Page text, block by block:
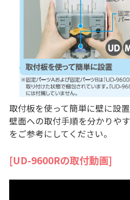
取付板を使って簡単に壁に設置
壁面への取付手順を分かりや
をご参考にしてください。
[UD-9600Rの取付動画]